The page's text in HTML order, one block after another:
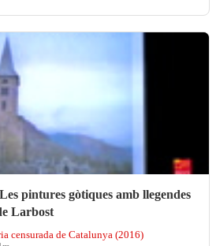
pintures gòtiques amb llegendes
Larbost
censurada de Catalunya (2016)